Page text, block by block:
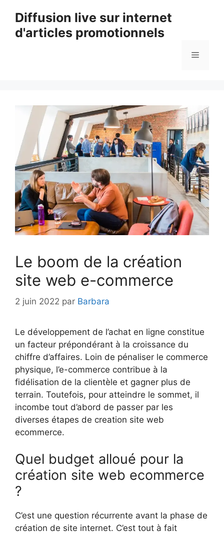
contenu
Diffusion live sur internet
d'articles promotionnels
Menu
Le boom de la création
site web e-commerce
2 juin 2022 par Barbara
Le développement de l’achat en ligne constitue
un facteur prépondérant à la croissance du
chiffre d’affaires. Loin de pénaliser le commerce
physique, l’e-commerce contribue à la
fidélisation de la clientèle et gagner plus de
terrain. Toutefois, pour atteindre le sommet, il
incombe tout d’abord de passer par les
diverses étapes de creation site web
ecommerce.
Quel budget alloué pour la
création site web ecommerce
?
C’est une question récurrente avant la phase de
création de site internet. C’est tout à fait